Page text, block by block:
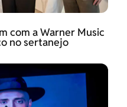
com a Warner Music
no sertanejo